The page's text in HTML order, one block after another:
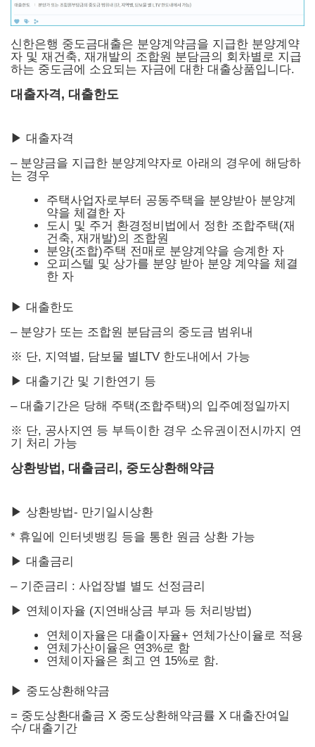
신한은행 중도금대출은 분양계약금을 지급한 분양계약
자 및 재건축, 재개발의 조합원 분담금의 회차별로 지급
하는 중도금에 소요되는 자금에 대한 대출상품입니다.
대출자격, 대출한도
▶ 대출자격
– 분양금을 지급한 분양계약자로 아래의 경우에 해당하
는 경우
주택사업자로부터 공동주택을 분양받아 분양계
약을 체결한 자
도시 및 주거 환경정비법에서 정한 조합주택(재
건축, 재개발)의 조합원
분양(조합)주택 전매로 분양계약을 승계한 자
오피스텔 및 상가를 분양 받아 분양 계약을 체결
한 자
▶ 대출한도
– 분양가 또는 조합원 분담금의 중도금 범위내
※ 단, 지역별, 담보물 별LTV 한도내에서 가능
▶ 대출기간 및 기한연기 등
– 대출기간은 당해 주택(조합주택)의 입주예정일까지
※ 단, 공사지연 등 부득이한 경우 소유권이전시까지 연
기 처리 가능
상환방법, 대출금리, 중도상환해약금
▶ 상환방법- 만기일시상환
* 휴일에 인터넷뱅킹 등을 통한 원금 상환 가능
▶ 대출금리
– 기준금리 : 사업장별 별도 선정금리
▶ 연체이자율 (지연배상금 부과 등 처리방법)
연체이자율은 대출이자율+ 연체가산이율로 적용
연체가산이율은 연3%로 함
연체이자율은 최고 연 15%로 함.
▶ 중도상환해약금
= 중도상환대출금 X 중도상환해약금률 X 대출잔여일
수/ 대출기간